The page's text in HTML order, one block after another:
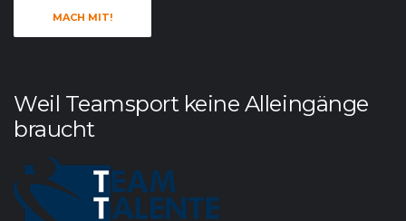
MACH MIT!
Weil Teamsport keine Alleingänge
braucht